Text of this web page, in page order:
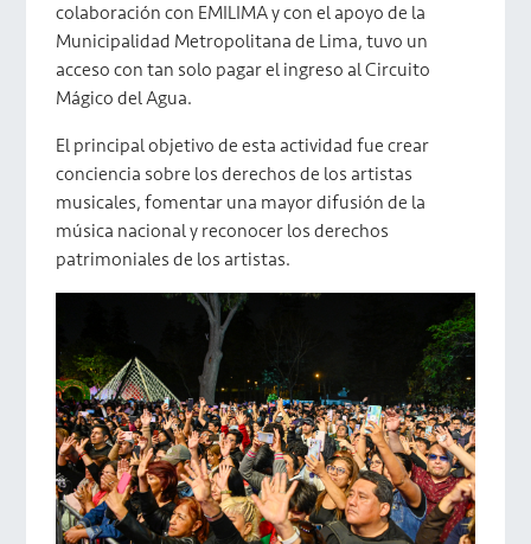
colaboración con EMILIMA y con el apoyo de la
Municipalidad Metropolitana de Lima, tuvo un
acceso con tan solo pagar el ingreso al Circuito
Mágico del Agua.
El principal objetivo de esta actividad fue crear
conciencia sobre los derechos de los artistas
musicales, fomentar una mayor difusión de la
música nacional y reconocer los derechos
patrimoniales de los artistas.